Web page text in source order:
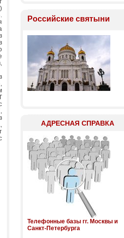
Российские святыни
АДРЕСНАЯ СПРАВКА
Телефонные базы гг. Москвы и
Санкт-Петербурга